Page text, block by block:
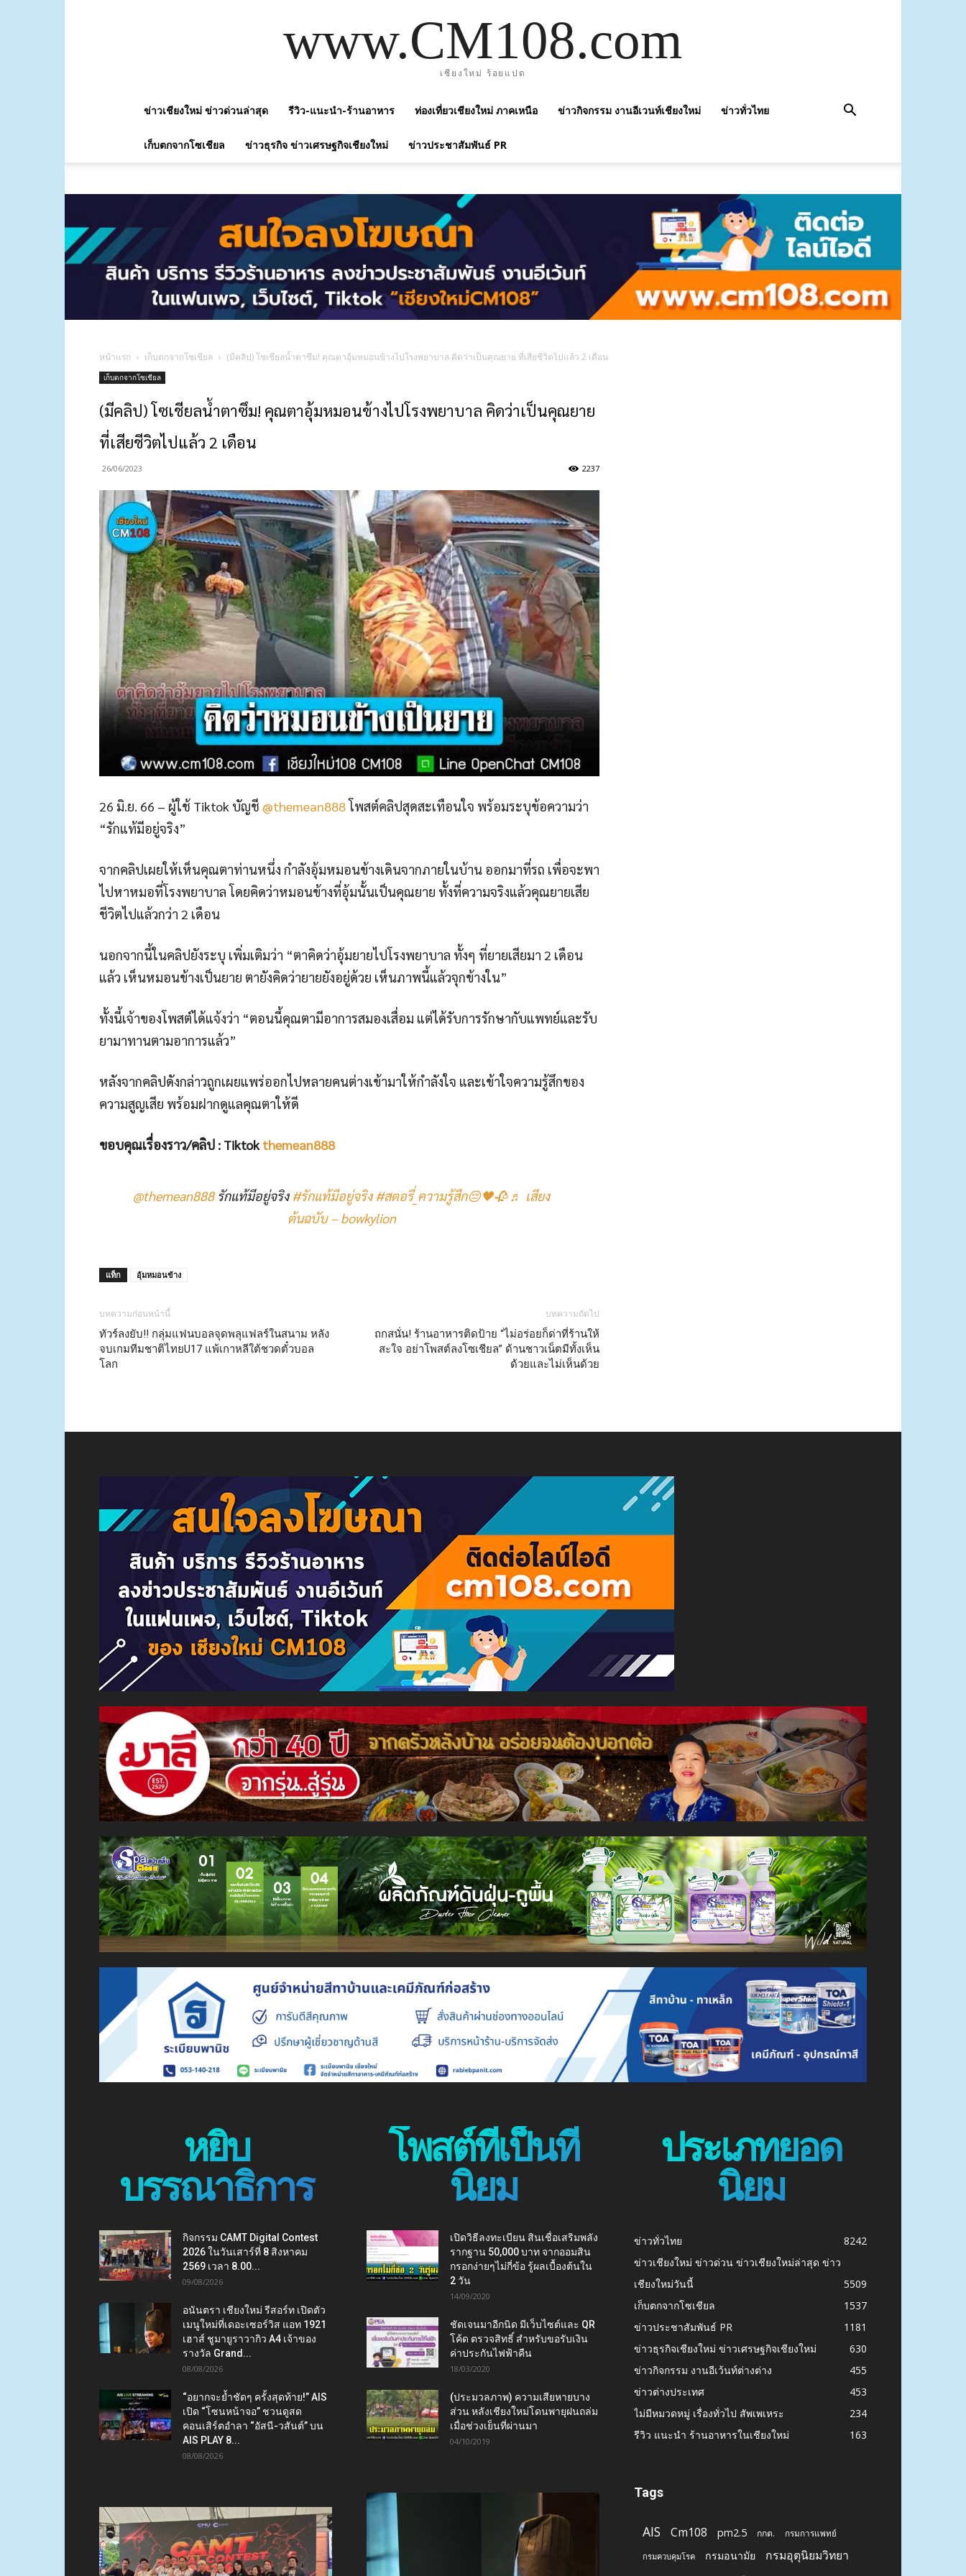
www.CM108.com
เชียงใหม่ ร้อยแปด
ข่าวเชียงใหม่ ข่าวด่วนล่าสุด รีวิว-แนะนำ-ร้านอาหาร ท่องเที่ยวเชียงใหม่ ภาคเหนือ ข่าวกิจกรรม งานอีเวนท์เชียงใหม่ ข่าวทั่วไทย
เก็บตกจากโซเชียล ข่าวธุรกิจ ข่าวเศรษฐกิจเชียงใหม่ ข่าวประชาสัมพันธ์ PR
หน้าแรก เก็บตกจากโซเชียล (มีคลิป) โซเชียลน้ำตาซึม! คุณตาอุ้มหมอนข้างไปโรงพยาบาล คิดว่าเป็นคุณยาย ที่เสียชีวิตไปแล้ว 2 เดือน
เก็บตกจากโซเชียล
(มีคลิป) โซเชียลน้ำตาซึม! คุณตาอุ้มหมอนข้างไปโรงพยาบาล คิดว่าเป็นคุณยาย
ที่เสียชีวิตไปแล้ว 2 เดือน
26/06/2023 2237
26 มิ.ย. 66 – ผู้ใช้ Tiktok บัญชี @themean888โพสต์คลิปสุดสะเทือนใจ พร้อมระบุข้อความว่า
“รักแท้มีอยู่จริง”
จากคลิปเผยให้เห็นคุณตาท่านหนึ่ง กำลังอุ้มหมอนข้างเดินจากภายในบ้าน ออกมาที่รถ เพื่อจะพา
ไปหาหมอที่โรงพยาบาล โดยคิดว่าหมอนข้างที่อุ้มนั้นเป็นคุณยาย ทั้งที่ความจริงแล้วคุณยายเสีย
ชีวิตไปแล้วกว่า 2 เดือน
นอกจากนี้ในคลิปยังระบุ เพิ่มเติมว่า “ตาคิดว่าอุ้มยายไปโรงพยาบาล ทั้งๆ ที่ยายเสียมา 2 เดือน
แล้ว เห็นหมอนข้างเป็นยาย ตายังคิดว่ายายยังอยู่ด้วย เห็นภาพนี้แล้วจุกข้างใน”
ทั้งนี้เจ้าของโพสต์ได้แจ้งว่า “ตอนนี้คุณตามีอาการสมองเสื่อม แต่ได้รับการรักษากับแพทย์และรับ
ยามาทานตามอาการแล้ว”
หลังจากคลิปดังกล่าวถูกเผยแพร่ออกไปหลายคนต่างเข้ามาให้กำลังใจ และเข้าใจความรู้สึกของ
ความสูญเสีย พร้อมฝากดูแลคุณตาให้ดี
ขอบคุณเรื่องราว/คลิป : Tiktokthemean888
@themean888รักแท้มีอยู่จริง #รักแท้มีอยู่จริง #สตอรี่_ความรู้สึก😔🖤🥀 ♬ เสียง
ต้นฉบับ – bowkylion
แท็ก อุ้มหมอนข้าง
บทความก่อนหน้านี้
ทัวร์ลงยับ‼ กลุ่มแฟนบอลจุดพลุแฟลร์ในสนาม หลัง
จบเกมทีมชาติไทยU17 แพ้เกาหลีใต้ชวดตั๋วบอล
โลก
บทความถัดไป
ถกสนั่น! ร้านอาหารติดป้าย “ไม่อร่อยก็ด่าที่ร้านให้
สะใจ อย่าโพสต์ลงโซเชียล” ด้านชาวเน็ตมีทั้งเห็น
ด้วยและไม่เห็นด้วย
หยิบ
บรรณาธิการ
กิจกรรม CAMT Digital Contest
2026 ในวันเสาร์ที่ 8 สิงหาคม
2569 เวลา 8.00...
09/08/2026
อนันตรา เชียงใหม่ รีสอร์ท เปิดตัว
เมนูใหม่ที่เดอะเซอร์วิส แอท 1921
เฮาส์ ชูมายูราวากิว A4 เจ้าของ
รางวัล Grand...
08/08/2026
“อยากจะย้ำชัดๆ ครั้งสุดท้าย!” AIS
เปิด “โซนหน้าจอ” ชวนดูสด
คอนเสิร์ตอำลา “อัสนี-วสันต์” บน
AIS PLAY 8...
08/08/2026
โพสต์ที่เป็นที่
นิยม
เปิดวิธีลงทะเบียน สินเชื่อเสริมพลัง
รากฐาน 50,000 บาท จากออมสิน
กรอกง่ายๆไม่กี่ข้อ รู้ผลเบื้องต้นใน
2 วัน
14/09/2020
ชัดเจนมาอีกนิด มีเว็บไซต์และ QR
โค้ด ตรวจสิทธิ์ สำหรับขอรับเงิน
ค่าประกันไฟฟ้าคืน
18/03/2020
(ประมวลภาพ) ความเสียหายบาง
ส่วน หลังเชียงใหม่โดนพายุฝนถล่ม
เมื่อช่วงเย็นที่ผ่านมา
04/10/2019
ประเภทยอด
นิยม
ข่าวทั่วไทย
8242
ข่าวเชียงใหม่ ข่าวด่วน ข่าวเชียงใหม่ล่าสุด ข่าว
เชียงใหม่วันนี้
5509
เก็บตกจากโซเชียล
1537
ข่าวประชาสัมพันธ์ PR
1181
ข่าวธุรกิจเชียงใหม่ ข่าวเศรษฐกิจเชียงใหม่
630
ข่าวกิจกรรม งานอีเว้นท์ต่างต่าง
455
ข่าวต่างประเทศ
453
ไม่มีหมวดหมู่ เรื่องทั่วไป สัพเพเหระ
234
รีวิว แนะนำ ร้านอาหารในเชียงใหม่
163
Tags
AIS Cm108 pm2.5 กกต. กรมการแพทย์
กรมควบคุมโรค กรมอนามัย กรมอุตุนิยมวิทยา